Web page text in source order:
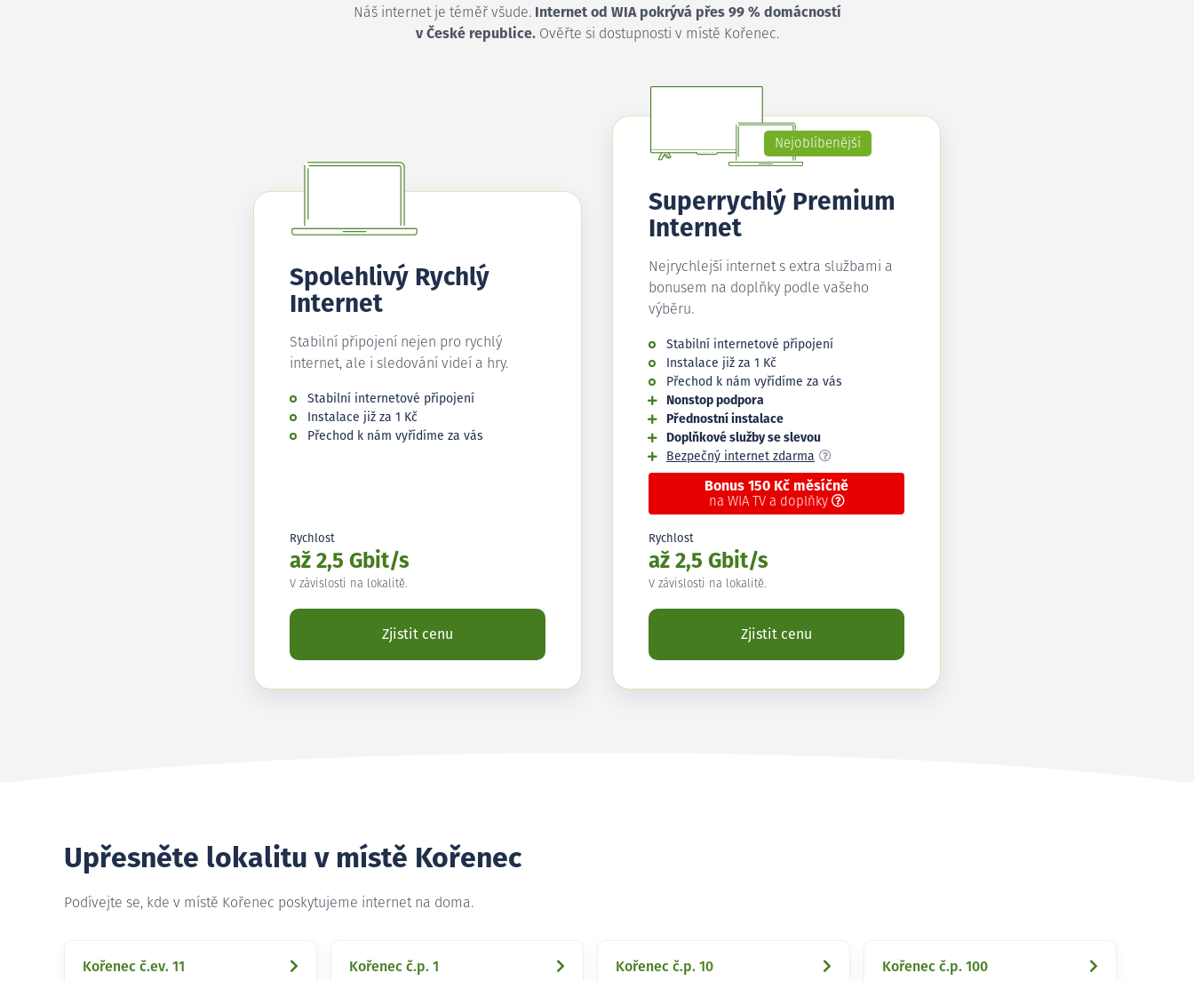
Náš internet je téměř všude.
Internet od WIA pokrývá přes 99 % domácností
v České republice.Ověřte si dostupnosti v místě Kořenec.
Spolehlivý Rychlý
Internet
Stabilní připojení nejen pro rychlý
internet, ale i sledování videí a hry.
Stabilní internetové připojení
Instalace již za 1 Kč
Přechod k nám vyřídíme za vás
Rychlost
až 2,5 Gbit/s
V závislosti na lokalitě.
Zjistit cenu
Nejoblíbenější
Superrychlý Premium
Internet
Nejrychlejší internet s extra službami a
bonusem na doplňky podle vašeho
výběru.
Stabilní internetové připojení
Instalace již za 1 Kč
Přechod k nám vyřídíme za vás
Nonstop podpora
Přednostní instalace
Doplňkové služby se slevou
Bezpečný internet zdarma
Bonus 150 Kč měsíčně
na WIA TV a doplňky
Rychlost
až 2,5 Gbit/s
V závislosti na lokalitě.
Zjistit cenu
Upřesněte lokalitu v místě Kořenec
Podívejte se, kde v místě Kořenec poskytujeme internet na doma.
Kořenec č.ev. 11 Kořenec č.p. 1 Kořenec č.p. 10 Kořenec č.p. 100